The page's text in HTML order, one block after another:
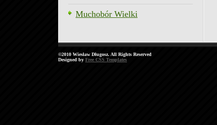
Muchobór Wielki
©2010 Wiesław Długosz. All Rights Reserved
Designed by Free CSS Templates